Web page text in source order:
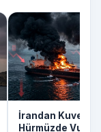
İrandan Kuveyte
Hürmüzde